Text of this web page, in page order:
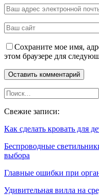
Сохраните мое имя,
этом браузере для
Свежие записи:
Как сделать кровать для
Беспроводные
выбора
Главные ошибки при
Удивительная вилла на